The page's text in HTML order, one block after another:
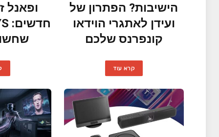
הישיבות? הפתרון של
ועידן לאתגרי הוידאו
קונפרנס שלכם
קרא עוד
ופאנל